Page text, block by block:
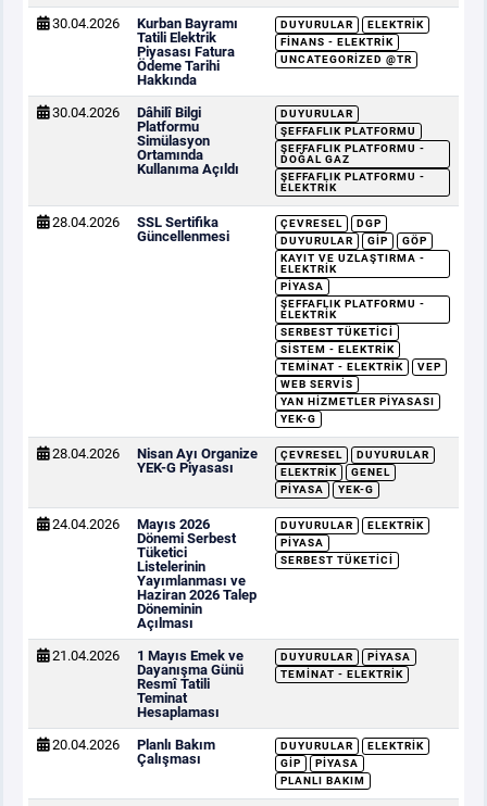
30.04.2026
Kurban Bayramı
Tatili Elektrik
Piyasası Fatura
Ödeme Tarihi
Hakkında
DUYURULAR
ELEKTRIK
FINANS - ELEKTRIK
UNCATEGORIZED @TR
30.04.2026
Dâhilî Bilgi
Platformu
Simülasyon
Ortamında
Kullanıma Açıldı
DUYURULAR
ŞEFFAFLIK PLATFORMU
ŞEFFAFLIK PLATFORMU -
DOĞAL GAZ
ŞEFFAFLIK PLATFORMU -
ELEKTRIK
28.04.2026
SSL Sertifika
Güncellenmesi
ÇEVRESEL
DGP
DUYURULAR
GİP
GÖP
KAYIT VE UZLAŞTIRMA -
ELEKTRIK
PIYASA
ŞEFFAFLIK PLATFORMU -
ELEKTRIK
SERBEST TÜKETICI
SISTEM - ELEKTRIK
TEMINAT - ELEKTRIK
VEP
WEB SERVIS
YAN HIZMETLER PIYASASI
YEK-G
28.04.2026
Nisan Ayı Organize
YEK-G Piyasası
ÇEVRESEL
DUYURULAR
ELEKTRIK
GENEL
PIYASA
YEK-G
24.04.2026
Mayıs 2026
Dönemi Serbest
Tüketici
Listelerinin
Yayımlanması ve
Haziran 2026 Talep
Döneminin
Açılması
DUYURULAR
ELEKTRIK
PIYASA
SERBEST TÜKETICI
21.04.2026
1 Mayıs Emek ve
Dayanışma Günü
Resmî Tatili
Teminat
Hesaplaması
DUYURULAR
PIYASA
TEMINAT - ELEKTRIK
20.04.2026
Planlı Bakım
Çalışması
DUYURULAR
ELEKTRIK
GİP
PIYASA
PLANLI BAKIM